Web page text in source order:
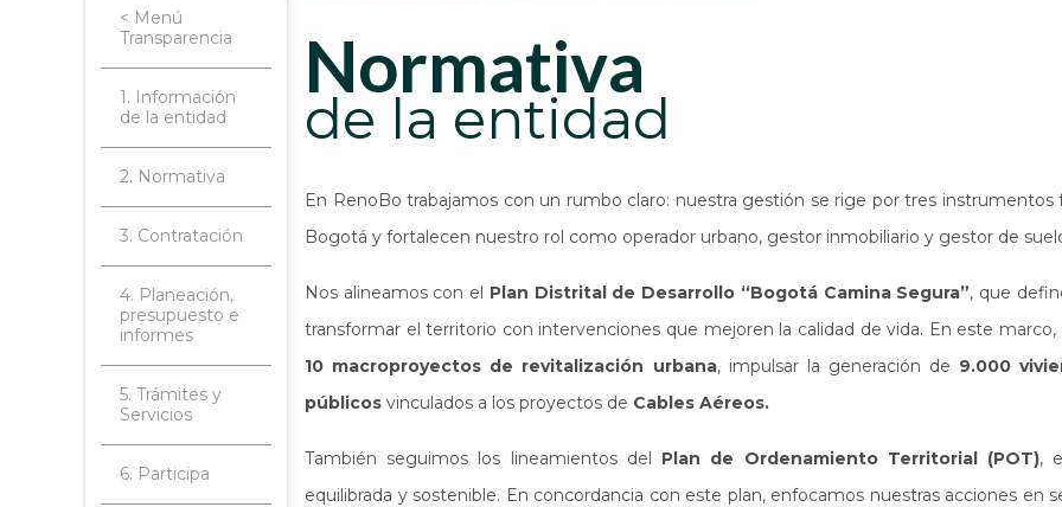
< Menú
Transparencia
1. Información
de la entidad
2. Normativa
3. Contratación
4. Planeación,
presupuesto e
informes
5. Trámites y
Servicios
6. Participa
normativa
de la entidad
En RenoBo trabajamos con un rumbo claro: nuestra gestión se rige por tres
Bogotá y fortalecen nuestro rol como operador urbano, gestor inmobiliario y gestor de
Nos alineamos con el Plan Distrital de Desarrollo “Bogotá Camina Segura”, que
transformar el territorio con intervenciones que mejoren la calidad de vida. En este
10 macroproyectos de revitalización urbana, impulsar la generación de 9.000
públicos vinculados a los proyectos de Cables Aéreos.
También seguimos los lineamientos del Plan de Ordenamiento Territorial (POT),
equilibrada y sostenible. En concordancia con este plan, enfocamos nuestras acciones en